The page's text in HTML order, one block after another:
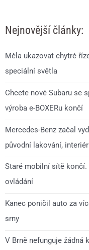
Nejnovější články:
Měla ukazovat chytré
speciální světla
Chcete nové Subaru se
výroba e-BOXERu končí
Mercedes-Benz začal
původní lakování,
Staré mobilní sítě
ovládání
Kanec poničil auto za
srny
V Brně nefunguje žádná